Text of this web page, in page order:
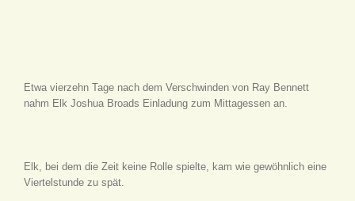
Etwa vierzehn Tage nach dem Verschwinden von Ray Bennett
nahm Elk Joshua Broads Einladung zum Mittagessen an.
Elk, bei dem die Zeit keine Rolle spielte, kam wie gewöhnlich eine
Viertelstunde zu spät.